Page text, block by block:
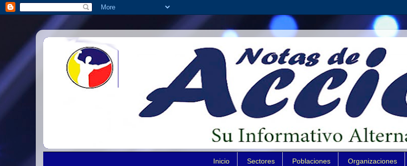
Inicio Sectores Poblaciones Organizaciones